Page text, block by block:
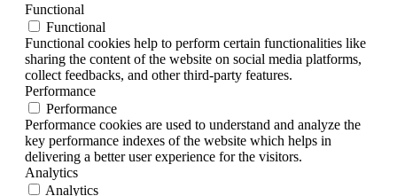
Functional
Functional
Functional cookies help to perform certain functionalities like
sharing the content of the website on social media platforms,
collect feedbacks, and other third-party features.
Performance
Performance
Performance cookies are used to understand and analyze the
key performance indexes of the website which helps in
delivering a better user experience for the visitors.
Analytics
Analytics